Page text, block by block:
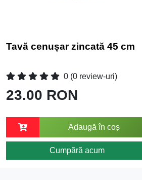
Tavă cenușar zincată 45 cm
0 (0 review-uri)
23.00 RON
Adaugă în coș
Cumpără acum